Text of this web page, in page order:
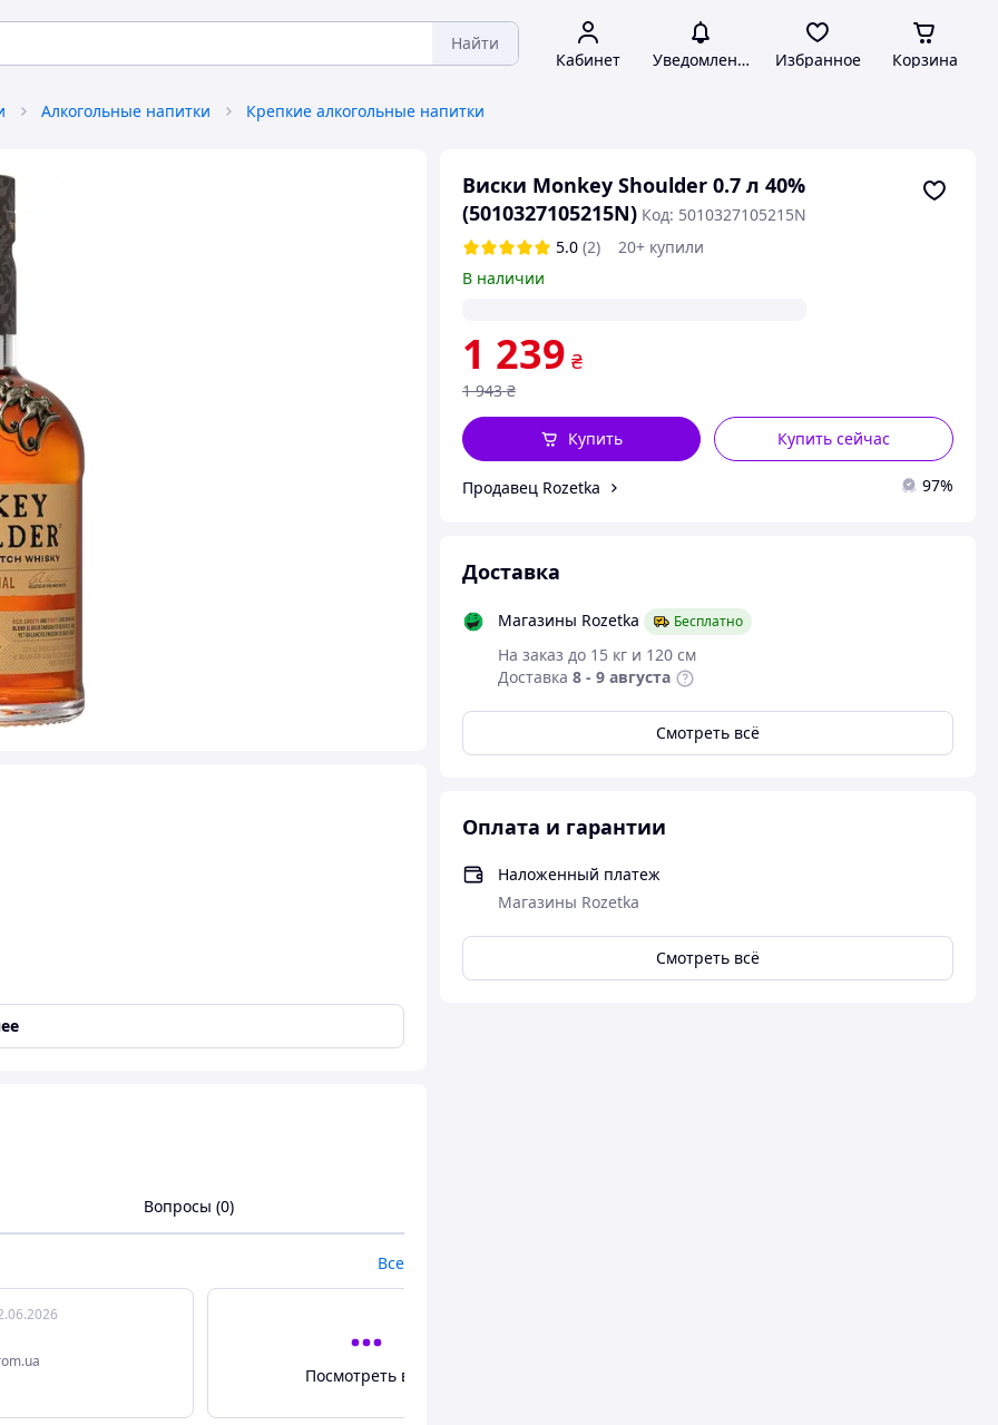
Найти
Кабинет Уведомления Избранное Корзина
Алкогольные напитки Крепкие алкогольные напитки
Виски Monkey Shoulder 0.7 л 40%
(5010327105215N) Код: 5010327105215N
5.0 (2)
20+ купили
В наличии
1 239 ₴
1 943 ₴
Купить сейчас
Купить
Продавец Rozetka 97%
Доставка
Магазины Rozetka Бесплатно
На заказ до 15 кг и 120 см
Доставка 8 - 9 августа
Смотреть всё
Оплата и гарантии
Наложенный платеж
Магазины Rozetka
Смотреть всё
лучшими вкусовыми качествами солодового
другими коктейльными ингредиентами, с другой
Вопросы (0)
Все
Посмотреть все